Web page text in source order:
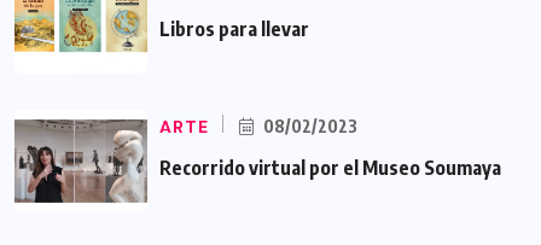
Libros para llevar
ARTE 08/02/2023
Recorrido virtual por el Museo Soumaya